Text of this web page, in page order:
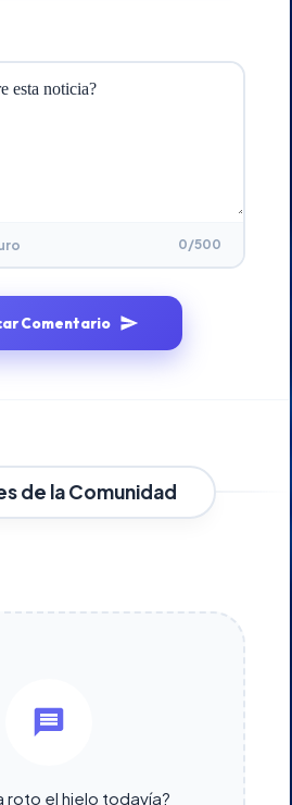
0/500
Comentario
de la Comunidad
roto el hielo todavía?